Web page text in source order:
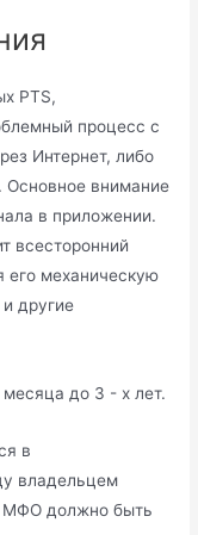
PTS,
процесс с
Интернет, либо
Основное внимание
в приложении.
всесторонний
его механическую
другие
до 3 - х лет.
в
владельцем
МФО должно быть